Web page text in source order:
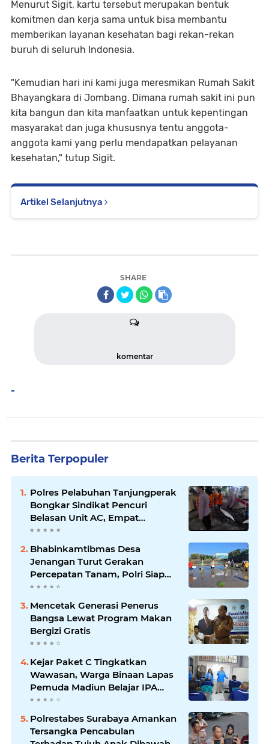
Menurut Sigit, kartu tersebut merupakan bentuk
komitmen dan kerja sama untuk bisa membantu
memberikan layanan kesehatan bagi rekan-rekan
buruh di seluruh Indonesia.
"Kemudian hari ini kami juga meresmikan Rumah Sakit
Bhayangkara di Jombang. Dimana rumah sakit ini pun
kita bangun dan kita manfaatkan untuk kepentingan
masyarakat dan juga khususnya tentu anggota-
anggota kami yang perlu mendapatkan pelayanan
kesehatan," tutup Sigit.
Artikel Selanjutnya
SHARE
komentar
-
Berita Terpopuler
Polres Pelabuhan Tanjungperak
Bongkar Sindikat Pencuri
Belasan Unit AC, Empat
Tersangka Diamankan
Bhabinkamtibmas Desa
Jenangan Turut Gerakan
Percepatan Tanam, Polri Siap
Kawal Swasembada Pangan
Kabupaten Ponorogo
Mencetak Generasi Penerus
Bangsa Lewat Program Makan
Bergizi Gratis
Kejar Paket C Tingkatkan
Wawasan, Warga Binaan Lapas
Pemuda Madiun Belajar IPA
Bersama Mahasiswa UNIPMA
Polrestabes Surabaya Amankan
Tersangka Pencabulan